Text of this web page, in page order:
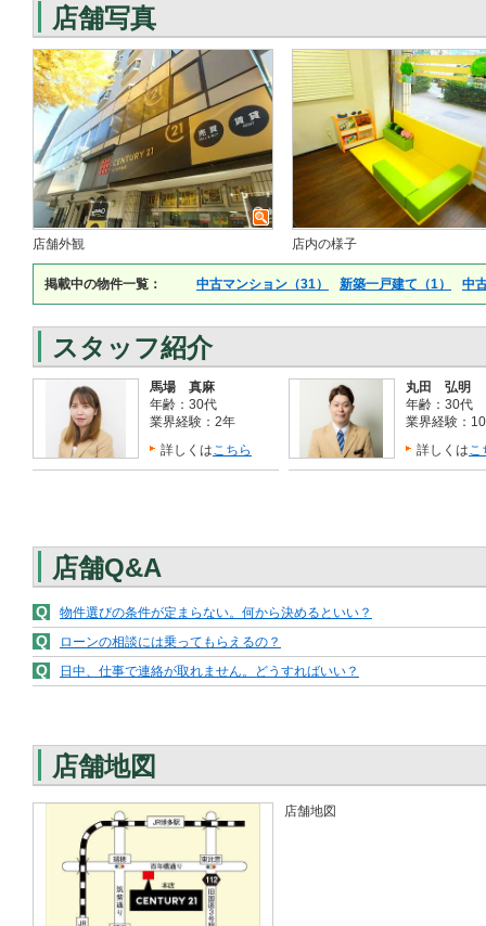
店舗写真
店舗外観 店内の様子
掲載中の物件一覧： 中古マンション（31） 新築一戸建て（1） 中
スタッフ紹介
馬場 真麻
年齢：30代
業界経験：2年
詳しくはこちら
丸田 弘明
年齢：30代
業界経験：
詳しくはこ
店舗Q&A
Q 物件選びの条件が定まらない。何から決めるといい？
Q ローンの相談には乗ってもらえるの？
Q 日中、仕事で連絡が取れません。どうすればいい？
店舗地図
店舗地図